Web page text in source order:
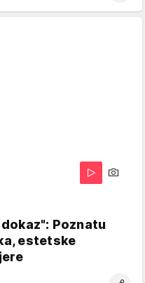
Poznatu
estetske